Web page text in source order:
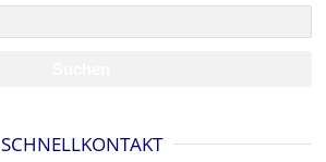
SCHNELLKONTAKT